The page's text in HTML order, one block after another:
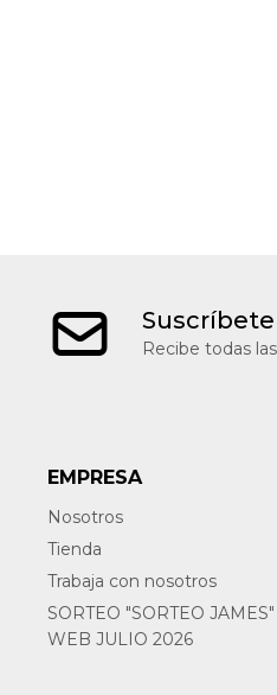
Recibe todas
EMPRESA
Nosotros
Tienda
Trabaja con nosotros
SORTEO "SORTEO
WEB JULIO 2026